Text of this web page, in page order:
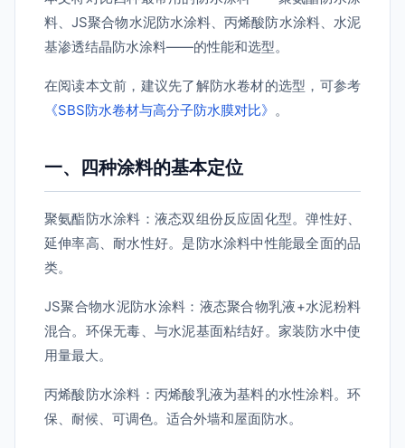
料、JS聚合物水泥防水涂料、丙烯酸防水涂料、水泥
基渗透结晶防水涂料——的性能和选型。
在阅读本文前，建议先了解防水卷材的选型，可参考
《SBS防水卷材与高分子防水膜对比》 。
一、四种涂料的基本定位
聚氨酯防水涂料：液态双组份反应固化型。弹性好、
延伸率高、耐水性好。是防水涂料中性能最全面的品
类。
JS聚合物水泥防水涂料：液态聚合物乳液+水泥粉料
混合。环保无毒、与水泥基面粘结好。家装防水中使
用量最大。
丙烯酸防水涂料：丙烯酸乳液为基料的水性涂料。环
保、耐候、可调色。适合外墙和屋面防水。